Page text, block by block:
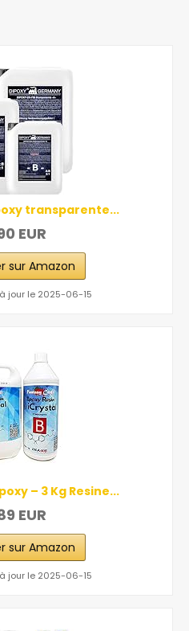
transparente...
EUR
sur Amazon
jour le 2025-06-15
– 3 Kg Resine...
EUR
sur Amazon
jour le 2025-06-15